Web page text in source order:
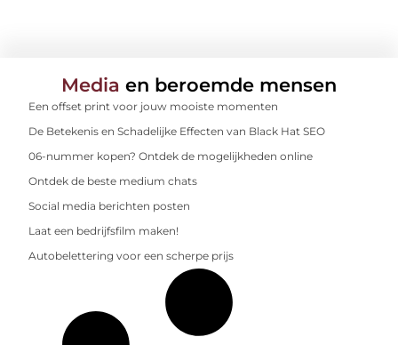
Media en beroemde mensen
Een offset print voor jouw mooiste momenten
De Betekenis en Schadelijke Effecten van Black Hat SEO
06-nummer kopen? Ontdek de mogelijkheden online
Ontdek de beste medium chats
Social media berichten posten
Laat een bedrijfsfilm maken!
Autobelettering voor een scherpe prijs